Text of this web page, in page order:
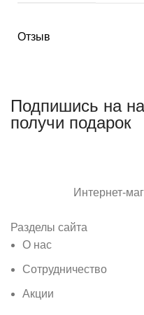
Отзыв
Подпишись на
получи подарок
Интернет-
Разделы сайта
О нас
Сотрудничество
Акции